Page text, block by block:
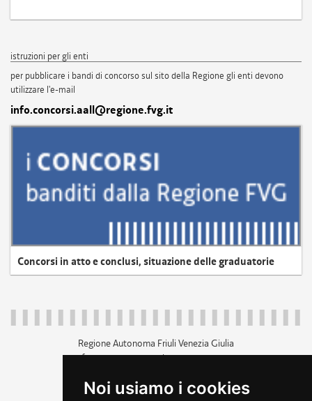
Noi usiamo i cookies
istruzioni per gli enti
per pubblicare i bandi di concorso sul sito della Regione gli enti devono
utilizzare l'e-mail
info.concorsi.aall@regione.fvg.it
Concorsi in atto e conclusi, situazione delle graduatorie
Regione Autonoma Friuli Venezia Giulia
c.f. 80014930327; p.iva 00526040324
+39 040 3771111